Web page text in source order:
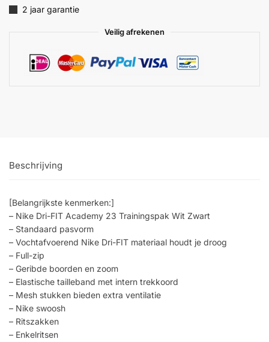
2 jaar garantie
Veilig afrekenen
Beschrijving
[Belangrijkste kenmerken:]
– Nike Dri-FIT Academy 23 Trainingspak Wit Zwart
– Standaard pasvorm
– Vochtafvoerend Nike Dri-FIT materiaal houdt je droog
– Full-zip
– Geribde boorden en zoom
– Elastische tailleband met intern trekkoord
– Mesh stukken bieden extra ventilatie
– Nike swoosh
– Ritszakken
– Enkelritsen